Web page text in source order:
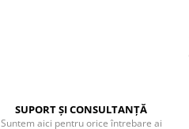
SUPORT ȘI CONSULTANȚĂ
Suntem aici pentru orice întrebare ai